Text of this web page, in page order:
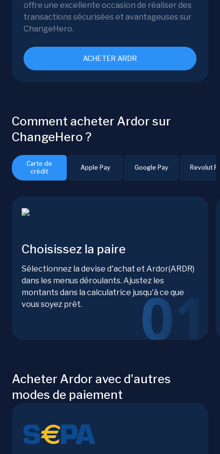
offre une excellente occasion de réaliser des
transactions sécurisées et avantageuses sur
ChangeHero.
ACHETER ARDR
Comment acheter Ardor sur
ChangeHero ?
Carte de
crédit
Apple Pay Google Pay Revolut
Choisissez la paire
Sélectionnez la devise d'achat et Ardor(ARDR)
dans les menus déroulants. Ajustez les
montants dans la calculatrice jusqu'à ce que
vous soyez prêt.
Acheter Ardor avec d'autres
modes de paiement